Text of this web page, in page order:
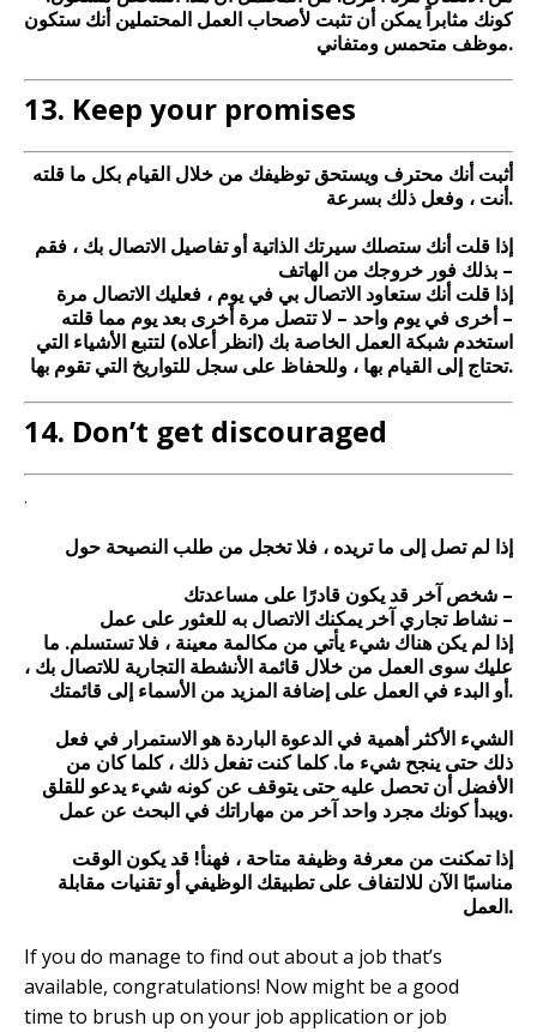
كونك مثابراً يمكن أن تثبت لأصحاب العمل المحتملين أنك ستكون
موظف متحمس ومتفاني.
13. Keep your promises
أثبت أنك محترف ويستحق توظيفك من خلال القيام بكل ما قلته
أنت ، وفعل ذلك بسرعة.
إذا قلت أنك ستصلك سيرتك الذاتية أو تفاصيل الاتصال بك ، فقم
بذلك فور خروجك من الهاتف –
إذا قلت أنك ستعاود الاتصال بي في يوم ، فعليك الاتصال مرة
أخرى في يوم واحد – لا تتصل مرة أخرى بعد يوم مما قلته –
استخدم شبكة العمل الخاصة بك (انظر أعلاه) لتتبع الأشياء التي
تحتاج إلى القيام بها ، وللحفاظ على سجل للتواريخ التي تقوم بها.
14. Don’t get discouraged
.
إذا لم تصل إلى ما تريده ، فلا تخجل من طلب النصيحة حول
شخص آخر قد يكون قادرًا على مساعدتك –
نشاط تجاري آخر يمكنك الاتصال به للعثور على عمل –
إذا لم يكن هناك شيء يأتي من مكالمة معينة ، فلا تستسلم. ما
عليك سوى العمل من خلال قائمة الأنشطة التجارية للاتصال بك ،
أو البدء في العمل على إضافة المزيد من الأسماء إلى قائمتك.
الشيء الأكثر أهمية في الدعوة الباردة هو الاستمرار في فعل
ذلك حتى ينجح شيء ما. كلما كنت تفعل ذلك ، كلما كان من
الأفضل أن تحصل عليه حتى يتوقف عن كونه شيء يدعو للقلق
ويبدأ كونك مجرد واحد آخر من مهاراتك في البحث عن عمل.
إذا تمكنت من معرفة وظيفة متاحة ، فهنأ! قد يكون الوقت
مناسبًا الآن للالتفاف على تطبيقك الوظيفي أو تقنيات مقابلة
العمل.
If you do manage to find out about a job that’s
available, congratulations! Now might be a good
time to brush up on your job application or job